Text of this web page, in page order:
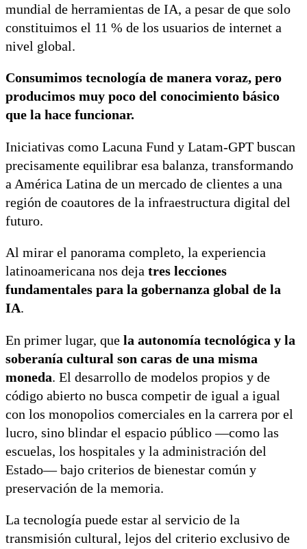
mundial de herramientas de IA, a pesar de que solo
constituimos el 11 % de los usuarios de internet a
nivel global.
Consumimos tecnología de manera voraz, pero
producimos muy poco del conocimiento básico
que la hace funcionar.
Iniciativas como Lacuna Fund y Latam-GPT buscan
precisamente equilibrar esa balanza, transformando
a América Latina de un mercado de clientes a una
región de coautores de la infraestructura digital del
futuro.
Al mirar el panorama completo, la experiencia
latinoamericana nos deja tres lecciones
fundamentales para la gobernanza global de la
IA.
En primer lugar, que la autonomía tecnológica y la
soberanía cultural son caras de una misma
moneda. El desarrollo de modelos propios y de
código abierto no busca competir de igual a igual
con los monopolios comerciales en la carrera por el
lucro, sino blindar el espacio público —como las
escuelas, los hospitales y la administración del
Estado— bajo criterios de bienestar común y
preservación de la memoria.
La tecnología puede estar al servicio de la
transmisión cultural, lejos del criterio exclusivo de